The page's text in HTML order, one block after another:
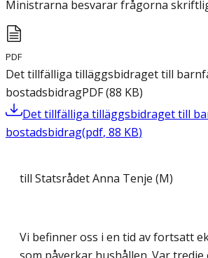
Ministrarna besvarar frågorna
PDF
Det tillfälliga tilläggsbidraget till
bostadsbidragPDF(88 KB)
Det tillfälliga tilläggsbidraget till
bostadsbidrag(pdf, 88 KB)
till Statsrådet Anna Tenje (M)
Vi befinner oss i en tid av fortsatt